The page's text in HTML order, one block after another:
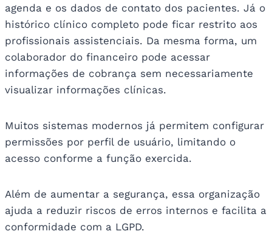
agenda e os dados de contato dos pacientes. Já o
histórico clínico completo pode ficar restrito aos
profissionais assistenciais. Da mesma forma, um
colaborador do financeiro pode acessar
informações de cobrança sem necessariamente
visualizar informações clínicas.
Muitos sistemas modernos já permitem configurar
permissões por perfil de usuário, limitando o
acesso conforme a função exercida.
Além de aumentar a segurança, essa organização
ajuda a reduzir riscos de erros internos e facilita a
conformidade com a LGPD.